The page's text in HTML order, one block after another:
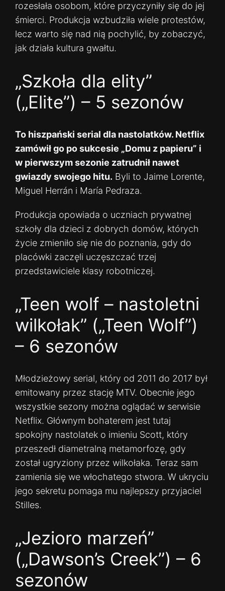
rozesłała osobom, które przyczyniły się do jej
śmierci. Produkcja wzbudziła wiele protestów,
lecz warto się nad nią pochylić, by zobaczyć,
jak działa kultura gwałtu.
„Szkoła dla elity”
(„Elite”) – 5 sezonów
To hiszpański serial dla nastolatków. Netflix
zamówił go po sukcesie „Domu z papieru” i
w pierwszym sezonie zatrudnił nawet
gwiazdy swojego hitu. Byli to Jaime Lorente,
Miguel Herrán i María Pedraza.
Produkcja opowiada o uczniach prywatnej
szkoły dla dzieci z dobrych domów, których
życie zmieniło się nie do poznania, gdy do
placówki zaczęli uczęszczać trzej
przedstawiciele klasy robotniczej.
„Teen wolf – nastoletni
wilkołak” („Teen Wolf”)
– 6 sezonów
Młodzieżowy serial, który od 2011 do 2017 był
emitowany przez stację MTV. Obecnie jego
wszystkie sezony można oglądać w serwisie
Netflix. Głównym bohaterem jest tutaj
spokojny nastolatek o imieniu Scott, który
przeszedł diametralną metamorfozę, gdy
został ugryziony przez wilkołaka. Teraz sam
zamienia się we włochatego stwora. W ukryciu
jego sekretu pomaga mu najlepszy przyjaciel
Stilles.
„Jezioro marzeń”
(„Dawson’s Creek”) – 6
sezonów